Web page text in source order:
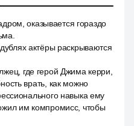
оказывается гораздо
актёры раскрываются
где герой Джима керри,
врать, как можно
навыка ему
им компромисс, чтобы